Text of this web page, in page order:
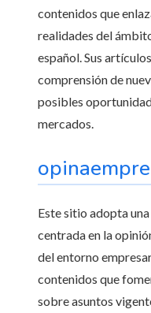
contenidos que
realidades del
español. Sus
comprensión de
posibles
mercados.
Este sitio adopta
centrada en la
del entorno
contenidos que
sobre asuntos